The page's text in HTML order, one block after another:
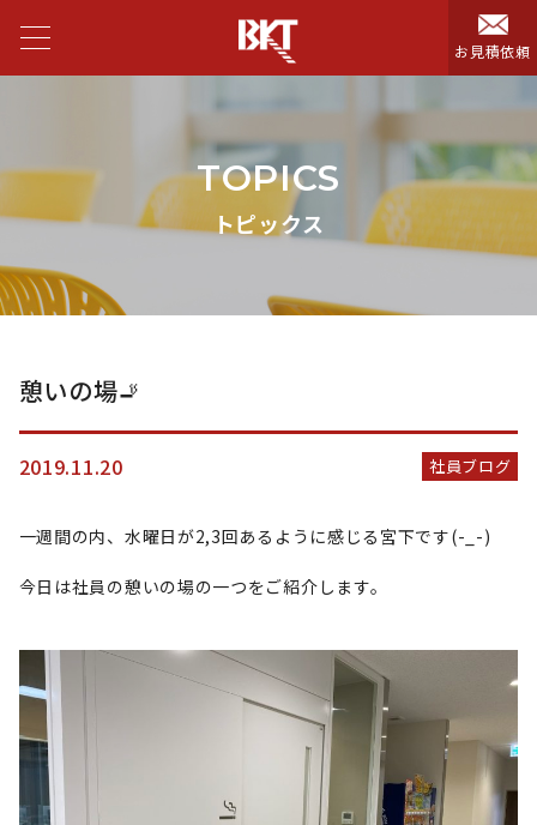
お見積依頼
TOPICS
トピックス
憩いの場🚬
2019.11.20 社員ブログ
一週間の内、水曜日が2,3回あるように感じる宮下です(-_-)
今日は社員の憩いの場の一つをご紹介します。